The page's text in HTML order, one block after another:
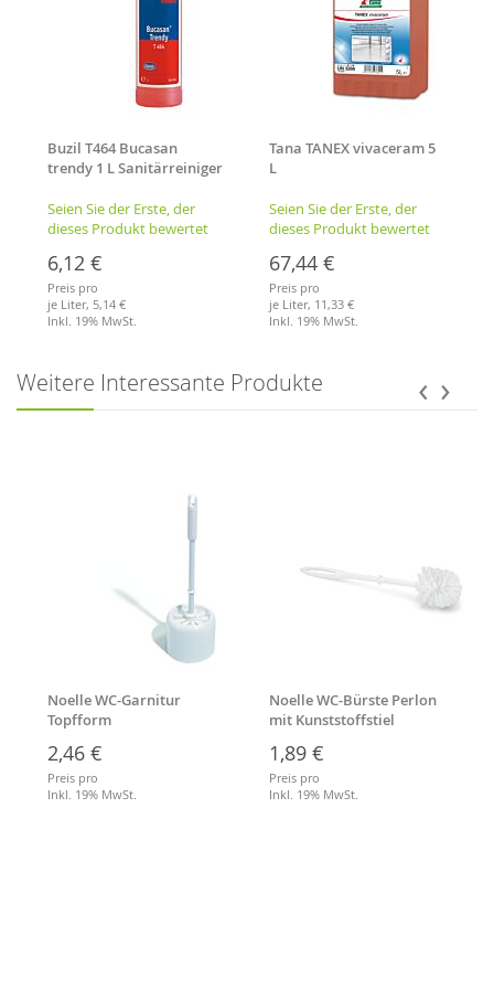
Buzil T464 Bucasan
trendy 1 L Sanitärreiniger
Seien Sie der Erste, der
dieses Produkt bewertet
6,12 €
Preis pro
je Liter,5,14 €
Inkl. 19% MwSt.
Tana TANEX vivaceram 5
L
Seien Sie der Erste, der
dieses Produkt bewertet
67,44 €
Preis pro
je Liter, 11,33 €
Inkl. 19% MwSt.
Weitere Interessante Produkte
Noelle WC-Garnitur
Topfform
2,46 €
Preis pro
Inkl. 19% MwSt.
Noelle WC-Bürste Perlon
mit Kunststoffstiel
1,89 €
Preis pro
Inkl. 19% MwSt.
‹ ›